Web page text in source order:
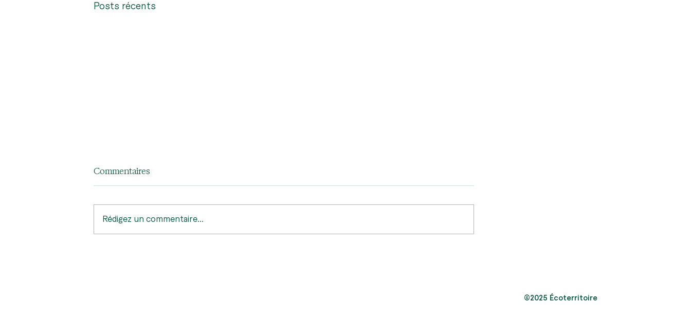
Posts récents
Commentaires
Rédigez un commentaire...
©2025 Écoterritoire